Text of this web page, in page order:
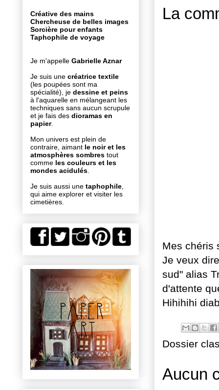
La
Mes chéris
Je veux
sud" alias
d'attente
Hihihihi
Dossier
Aucun
Créative des mains
Chercheuse de belles images
Sorcière pour enfants
Taphophile de voyage
Je m'appelle Gabrielle Aznar
Je suis une créatrice textile
(les poupées sont ma
spécialité), je dessine et peins
à l'aquarelle en mélangeant les
techniques sans aucun scrupule
et je fais des dioramas en
papier.
Mon univers est plein de
contraire, aimant le noir et les
atmosphères sombres tout
comme les couleurs et les
mondes acidulés
Je suis aussi une taphophile
qui aime explorer et visiter les
cimetières.